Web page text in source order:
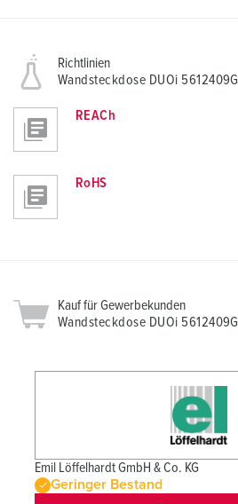
Richtlinien
Wandsteckdose DUOi 5612409G
REACh
RoHS
Kauf für Gewerbekunden
Wandsteckdose DUOi 5612409G
Emil Löffelhardt GmbH & Co. KG
Geringer Bestand